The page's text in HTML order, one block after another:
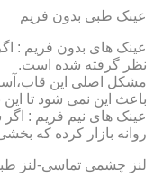
عینک طبی بدون فریم
عینک های بدون فریم :
نظر گرفته شده است.
مشکل اصلی این
باعث این نمی شود تا
عینک های نیم فریم : اگر
روانه بازار کرده که
لنز چشمی تماسی-لنز